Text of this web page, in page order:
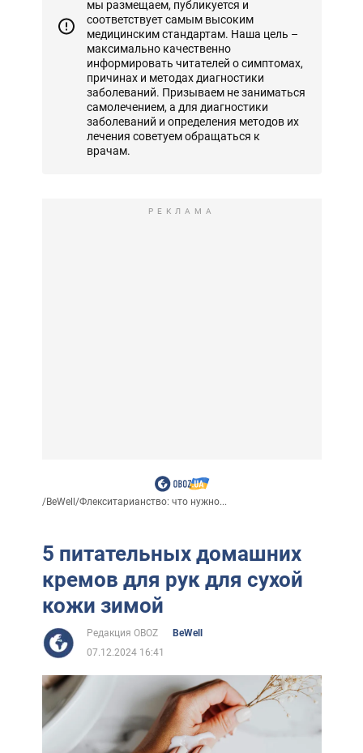
мы размещаем, публикуется и
соответствует самым высоким
медицинским стандартам. Наша цель –
максимально качественно
информировать читателей о симптомах,
причинах и методах диагностики
заболеваний. Призываем не заниматься
самолечением, а для диагностики
заболеваний и определения методов их
лечения советуем обращаться к
врачам.
РЕКЛАМА
/BeWell/Флекситарианство: что нужно...
5 питательных домашних
кремов для рук для сухой
кожи зимой
Редакция OBOZ
BeWell
07.12.2024 16:41